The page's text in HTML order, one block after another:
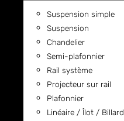
Suspension simple
Suspension
Chandelier
Semi-plafonnier
Rail système
Projecteur sur rail
Plafonnier
Linéaire / Îlot / Billard